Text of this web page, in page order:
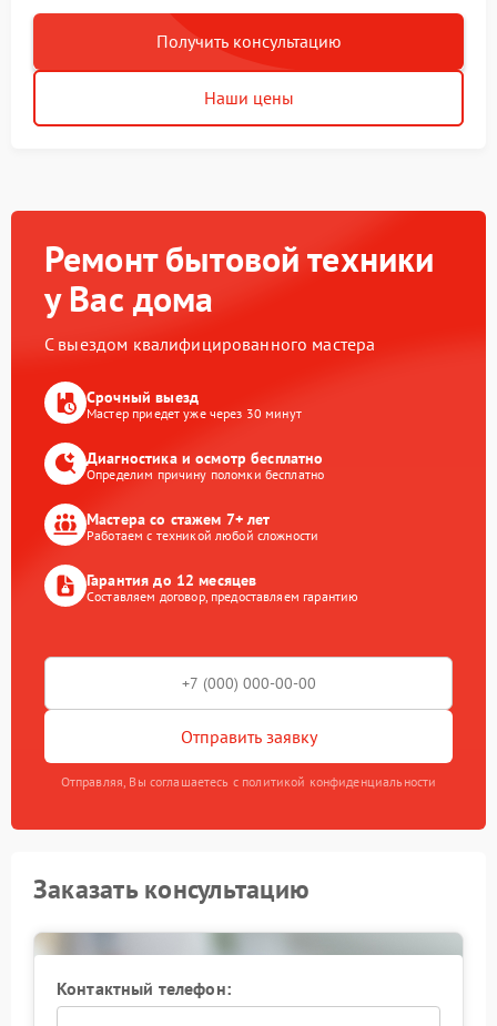
Получить консультацию
Наши цены
Ремонт бытовой техники
у Вас дома
С выездом квалифицированного мастера
Срочный выезд
Мастер приедет уже через 30 минут
Диагностика и осмотр бесплатно
Определим причину поломки бесплатно
Мастера со стажем 7+ лет
Работаем с техникой любой сложности
Гарантия до 12 месяцев
Составляем договор, предоставляем гарантию
Отправить заявку
Отправляя, Вы соглашаетесь с политикой конфиденциальности
Заказать консультацию
Контактный телефон: